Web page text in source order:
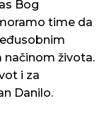
Bog
time da
načinom života.
i za
Danilo.